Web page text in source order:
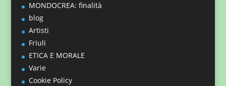
MONDOCREA: finalità
blog
Artisti
Friuli
ETICA E MORALE
Varie
Cookie Policy